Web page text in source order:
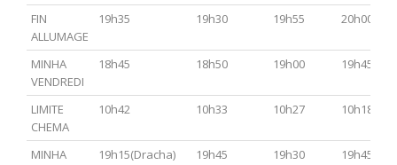
FIN
ALLUMAGE
19h35 19h30 19h55 20h00
MINHA
VENDREDI
18h45 18h50 19h00 19h45
LIMITE
CHEMA
10h42 10h33 10h27 10h18
MINHA
19h15(Dracha) 19h45 19h30 19h45